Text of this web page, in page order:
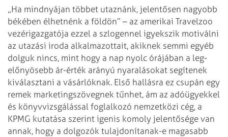
„Ha mindnyájan többet utaznánk, jelentősen nagyobb
békében élhetnénk a földön” – az amerikai Travelzoo
vezérigazgatója ezzel a szlogennel igyekszik motiválni
az utazási iroda alkalmazottait, akiknek semmi egyéb
dolguk nincs, mint hogy a nap nyolc órájában a leg­
előnyösebb ár-érték arányú nyaralásokat segítenek
kiválasztani a vásárlóknak. Első hallásra ez csupán egy
remek marketingszövegnek tűnhet, ám az adóügyekkel
és könyvvizsgálással foglalkozó nemzetközi cég, a
KPMG kutatása szerint igenis komoly jelentősége van
annak, hogy a dolgozók tulajdonítanak-e magasabb